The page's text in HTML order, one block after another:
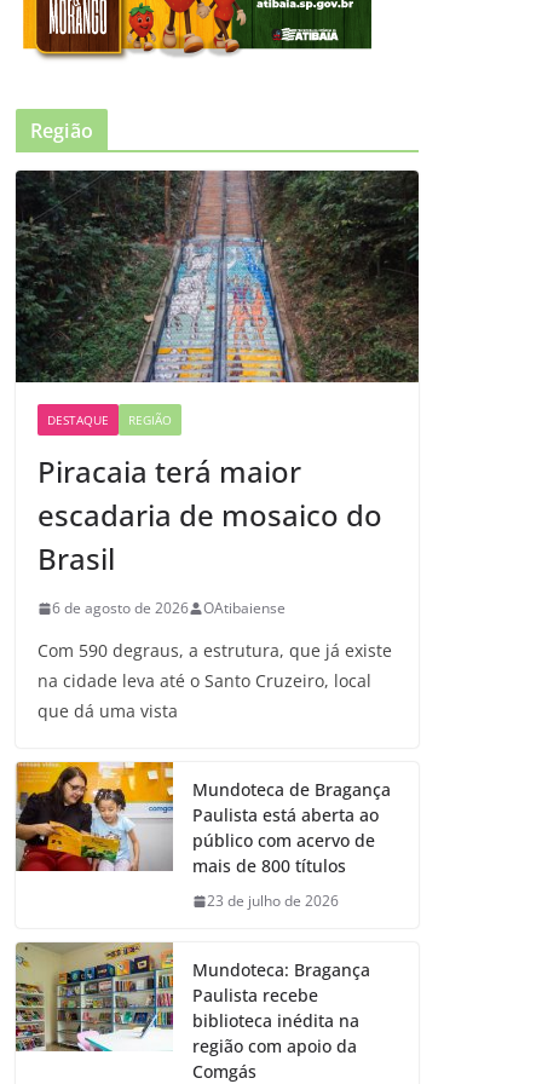
Região
DESTAQUE REGIÃO
Piracaia terá maior
escadaria de mosaico do
Brasil
6 de agosto de 2026 OAtibaiense
Com 590 degraus, a estrutura, que já existe
na cidade leva até o Santo Cruzeiro, local
que dá uma vista
Mundoteca de Bragança
Paulista está aberta ao
público com acervo de
mais de 800 títulos
23 de julho de 2026
Mundoteca: Bragança
Paulista recebe
biblioteca inédita na
região com apoio da
Comgás